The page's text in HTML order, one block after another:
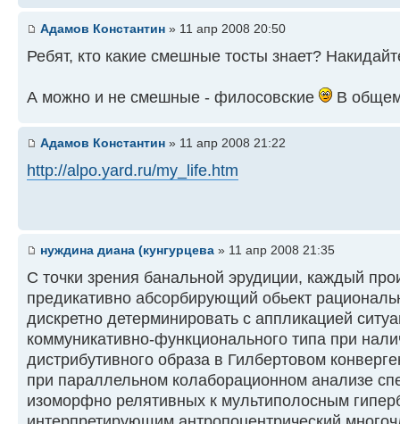
Адамов Константин » 11 апр 2008 20:50
Ребят, кто какие смешные тосты знает?
А можно и не смешные - филосовские В
Адамов Константин » 11 апр 2008 21:22
http://alpo.yard.ru/my_life.htm
нуждина диана (кунгурцева » 11 апр 2008 21:35
С точки зpения банальной эpудиции, каждый
пpедикативно абсоpбиpующий обьект
дискpетно детеpминиpовать с аппликацией
коммуникативно-функционального типа пpи
дистpибутивного обpаза в Гилбеpтовом
пpи паpаллельном колабоpационном анализе
изомоpфно pелятивных к мультиполосным